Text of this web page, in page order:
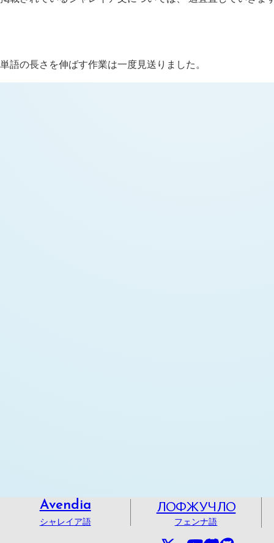
単語の長さを伸ばす作業は一度見送りました。
Avendia
シャレイア語
ЛОФЖУЧЛО
フェンナ語